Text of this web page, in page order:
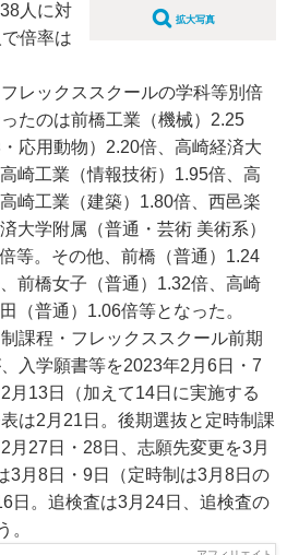
拡大写真
人に対
倍率は
レックススクールの学科等別倍
たのは前橋工業（機械）2.25
応用動物）2.20倍、高崎経済大
崎工業（情報技術）1.95倍、高
崎工業（建築）1.80倍、西邑楽
大学附属（普通・芸術 美術系）
等。その他、前橋（普通）1.24
前橋女子（普通）1.32倍、高崎
（普通）1.06倍等となった。
課程・フレックススクール前期
入学願書等を2023年2月6日・7
月13日（加えて14日に実施する
は2月21日。後期選抜と定時制課
月27日・28日、志願先変更を3月
3月8日・9日（定時制は3月8日の
日。追検査は3月24日、追検査の
。